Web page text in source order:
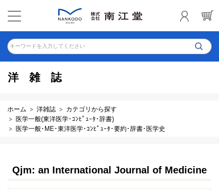
キーワードを入力してください
洋雑誌
ホーム 洋雑誌
カテゴリから探す
医学一般(東洋医学･ｺﾝﾋﾟｭｰﾀ･辞書)
医学一般･ME･東洋医学･ｺﾝﾋﾟｭｰﾀ･要約･辞書･医学史
Qjm: an International Journal of Medicine